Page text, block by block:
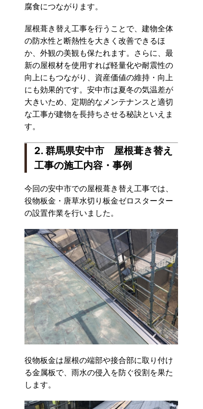
腐食につながります。
屋根葺き替え工事を行うことで、建物全体
の防水性と断熱性を大きく改善できるほ
か、外観の美観も保たれます。さらに、最
新の屋根材を使用すれば軽量化や耐震性の
向上にもつながり、資産価値の維持・向上
にも効果的です。安中市は夏冬の気温差が
大きいため、定期的なメンテナンスと適切
な工事が建物を長持ちさせる秘訣といえま
す。
2. 群馬県安中市 屋根葺き替え
工事の施工内容・事例
今回の安中市での屋根葺き替え工事では、
役物板金・唐草水切り板金ゼロスターター
の設置作業を行いました。
役物板金は屋根の端部や接合部に取り付け
る金属板で、雨水の侵入を防ぐ役割を果た
します。